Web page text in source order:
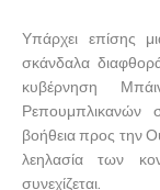
Υπάρχει επίσης
σκάνδαλα
κυβέρνηση
Ρεπουμπλικανών
βοήθεια προς την
λεηλασία των
συνεχίζεται.